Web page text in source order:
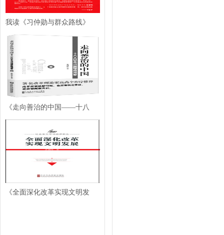
我读《习仲勋与群众路线》
《走向善治的中国——十八
《全面深化改革实现文明发